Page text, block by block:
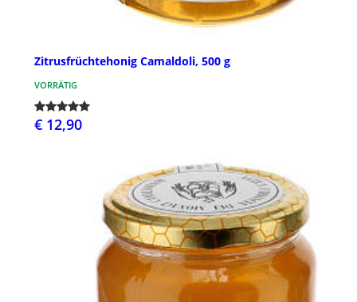
Zitrusfrüchtehonig Camaldoli, 500 g
VORRÄTIG
€ 12,90